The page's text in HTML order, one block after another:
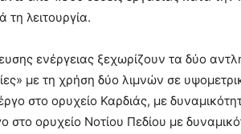
τη λειτουργία.
ενέργειας ξεχωρίζουν τα δύο
με τη χρήση δύο λιμνών σε
στο ορυχείο Καρδιάς, με
στο ορυχείο Νοτίου Πεδίου με